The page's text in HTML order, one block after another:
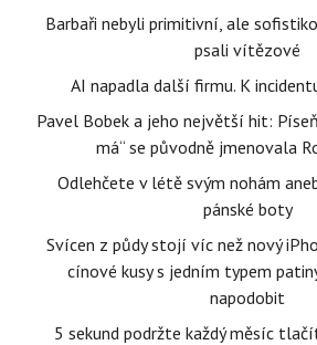
Barbaři nebyli primitivní, ale
psali vítězové
AI napadla další firmu. K
Pavel Bobek a jeho největší hit:
má“ se původně jmenovala
Odlehčete v létě svým nohám
pánské boty
Svícen z půdy stojí víc než nový
cínové kusy s jedním typem
napodobit
5 sekund podržte každý měsíc